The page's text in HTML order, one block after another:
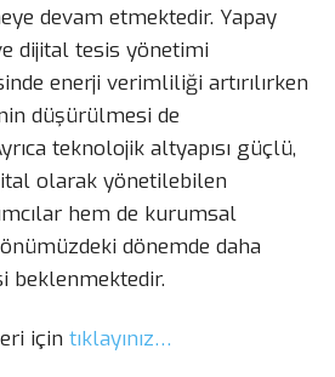
devam etmektedir. Yapay
dijital tesis yönetimi
enerji verimliliği artırılırken
düşürülmesi de
teknolojik altyapısı güçlü,
olarak yönetilebilen
hem de kurumsal
dönemde daha
beklenmektedir.
için tıklayınız…